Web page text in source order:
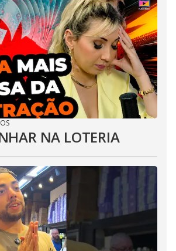
NA LOTERIA